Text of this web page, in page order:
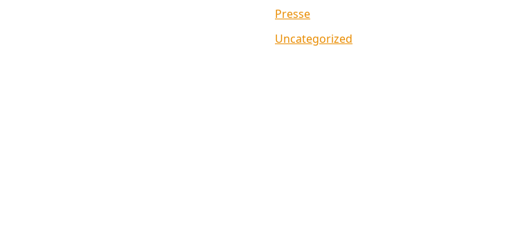
Presse
Uncategorized